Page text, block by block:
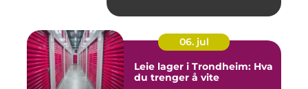
06. jul
Leie lager i Trondheim: Hva
du trenger å vite